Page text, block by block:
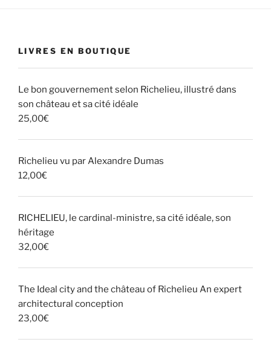
LIVRES EN BOUTIQUE
Le bon gouvernement selon Richelieu, illustré dans
son château et sa cité idéale
25,00€
Richelieu vu par Alexandre Dumas
12,00€
RICHELIEU, le cardinal-ministre, sa cité idéale, son
héritage
32,00€
The Ideal city and the château of Richelieu An expert
architectural conception
23,00€